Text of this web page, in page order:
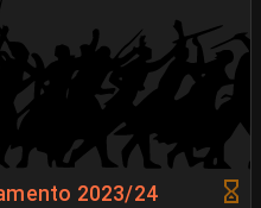
2023/24